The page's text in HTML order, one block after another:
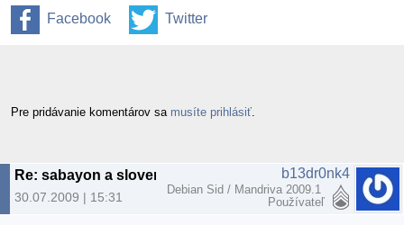
Facebook Twitter
Pre pridávanie komentárov sa musíte prihlásiť
Re: sabayon a slovenčina
30.07.2009 | 15:31
b13dr0nk4
Debian Sid / Mandriva 2009.1
Používateľ